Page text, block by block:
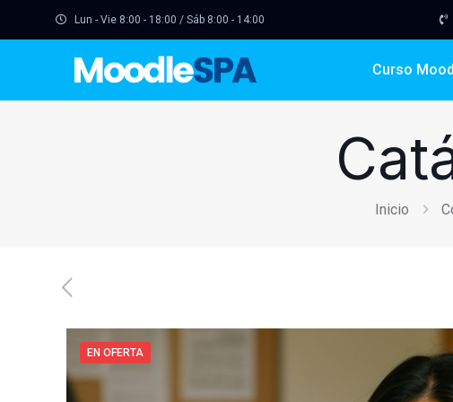
Lun - Vie 8:00 - 18:00 / Sáb 8:00 - 14:00
Curso
Inicio
EN OFERTA